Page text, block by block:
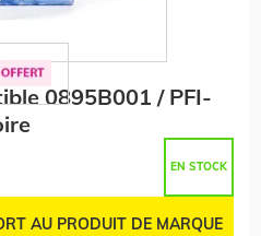
0895B001 / PFI-
EN STOCK
AU PRODUIT DE MARQUE